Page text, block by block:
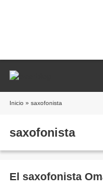
Inicio » saxofonista
saxofonista
El saxofonista